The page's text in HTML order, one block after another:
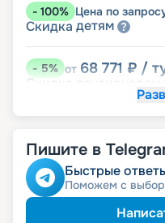
- 100% Цена по
Скидка детям
-5% от 68 771 ₽ /
Скидка
Пишите в
Быстрые
Поможем с